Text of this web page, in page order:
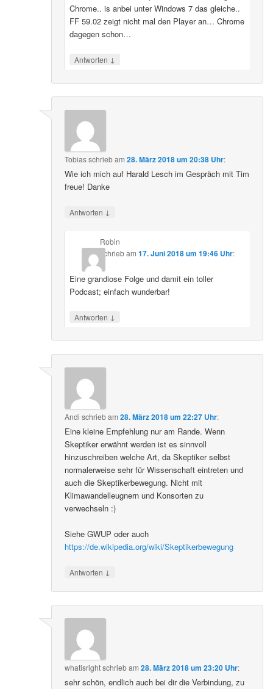
Chrome.. is anbei unter Windows 7 das gleiche..
FF 59.02 zeigt nicht mal den Player an… Chrome
dagegen schon…
Antworten ↓
Tobiasschriebam28. März 2018 um 20:38 Uhr:
Wie ich mich auf Harald Lesch im Gespräch mit Tim
freue! Danke
Antworten ↓
Robin
schriebam 17. Juni 2018 um 19:46 Uhr:
Eine grandiose Folge und damit ein toller
Podcast; einfach wunderbar!
Antworten ↓
Andi schriebam28. März 2018 um 22:27 Uhr:
Eine kleine Empfehlung nur am Rande. Wenn
Skeptiker erwähnt werden ist es sinnvoll
hinzuschreiben welche Art, da Skeptiker selbst
normalerweise sehr für Wissenschaft eintreten und
auch die Skeptikerbewegung. Nicht mit
Klimawandelleugnern und Konsorten zu
verwechseln :)
Siehe GWUP oder auch
https://de.wikipedia.org/wiki/Skeptikerbewegung
Antworten ↓
whatisrightschriebam28. März 2018 um 23:20 Uhr:
sehr schön, endlich auch bei dir die Verbindung, zu